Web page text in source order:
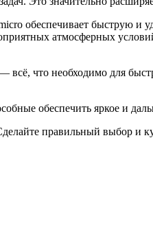
обеспечивает быструю
атмосферных
всё, что необходимо для
обеспечить яркое и
правильный выбор и